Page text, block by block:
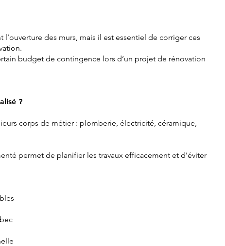
des murs, mais il est essentiel de corriger ces
budget de contingence lors d’un projet de rénovation
?
corps de métier : plomberie, électricité, céramique,
permet de planifier les travaux efficacement et d’éviter